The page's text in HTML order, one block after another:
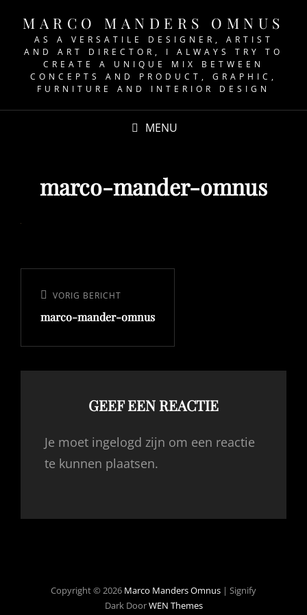
MARCO MANDERS OMNUS
AS A VERSATILE DESIGNER, ARTIST
AND ART DIRECTOR, I ALWAYS TRY TO
CREATE A UNIQUE MIX BETWEEN
CONCEPTS AND PRODUCT, GRAPHIC,
FURNITURE AND INTERIOR DESIGN
MENU
marco-mander-omnus
navigatie
Vorig
bericht
VORIG BERICHT
marco-mander-omnus
GEEF EEN REACTIE
Je moet ingelogd zijn om een reactie
te kunnen plaatsen.
Copyright © 2026 Marco Manders Omnus | Signify
Dark DoorWEN Themes